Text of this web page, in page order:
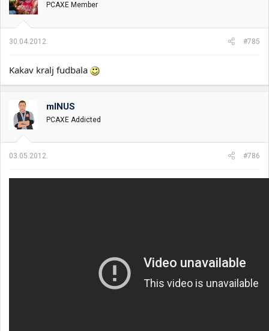
PCAXE Member
30.04.2012. #785
Kakav kralj fudbala
mINUS
PCAXE Addicted
03.05.2012. #786